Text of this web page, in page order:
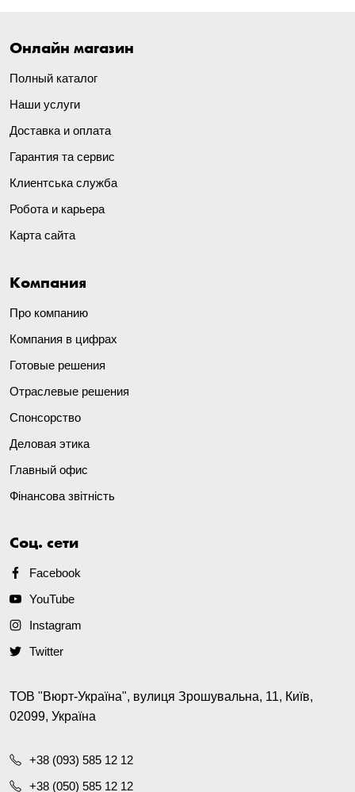
Онлайн магазин
Полный каталог
Наши услуги
Доставка и оплата
Гарантия та сервис
Клиентська служба
Робота и карьера
Карта сайта
Компания
Про компанию
Компания в цифрах
Готовые решения
Отраслевые решения
Спонсорство
Деловая этика
Главный офис
Фінансова звітність
Соц. сети
Facebook
YouTube
Instagram
Twitter
ТОВ "Вюрт-Україна", вулиця Зрошувальна, 11, Київ,
02099, Україна
+38 (093) 585 12 12
+38 (050) 585 12 12